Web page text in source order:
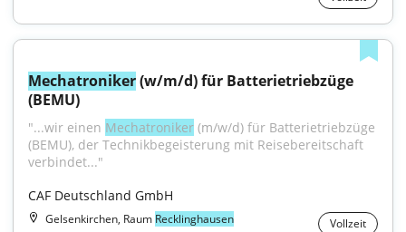
Mechatroniker (w/m/d) für Batterietriebzüge
(BEMU)
"...wir einen Mechatroniker (m/w/d) für Batterietriebzüge
(BEMU), der Technikbegeisterung mit Reisebereitschaft
verbindet..."
CAF Deutschland GmbH
Gelsenkirchen, Raum Recklinghausen Vollzeit